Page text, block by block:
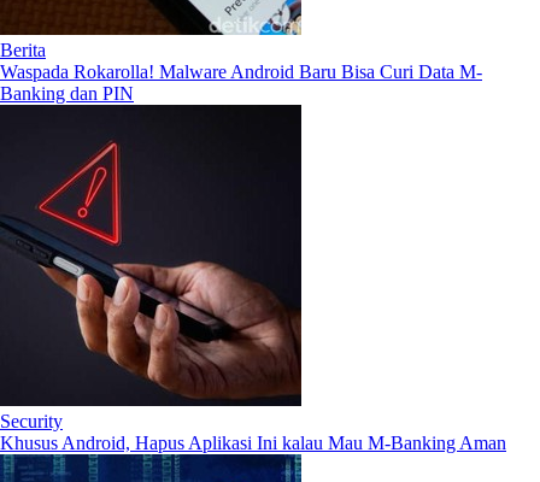
Berita
Waspada Rokarolla! Malware Android Baru Bisa Curi Data M-
Banking dan PIN
Security
Khusus Android, Hapus Aplikasi Ini kalau Mau M-Banking Aman